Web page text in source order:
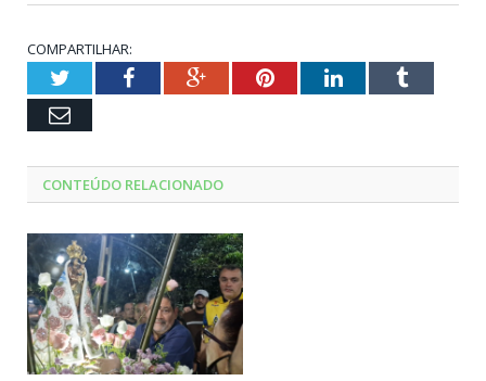
COMPARTILHAR:
TwitterFacebookGoogle+PinterestLinkedInTumblr
Email
CONTEÚDO RELACIONADO